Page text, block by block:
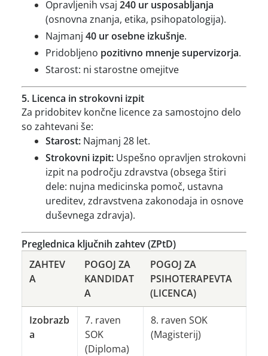
Opravljenih vsaj 240 ur usposabljanja
(osnovna znanja, etika, psihopatologija).
Najmanj 40 ur osebne izkušnje.
Pridobljeno pozitivno mnenje supervizorja.
Starost: ni starostne omejitve
5. Licenca in strokovni izpit
Za pridobitev končne licence za samostojno delo
so zahtevani še:
Starost: Najmanj 28 let.
Strokovni izpit: Uspešno opravljen strokovni
izpit na področju zdravstva (obsega štiri
dele: nujna medicinska pomoč, ustavna
ureditev, zdravstvena zakonodaja in osnove
duševnega zdravja).
Preglednica ključnih zahtev (ZPtD)
ZAHTEV
A
POGOJ ZA
KANDIDAT
A
POGOJ ZA
PSIHOTERAPEVTA
(LICENCA)
Izobrazb
a
7. raven
SOK
(Diploma)
8. raven SOK
(Magisterij)